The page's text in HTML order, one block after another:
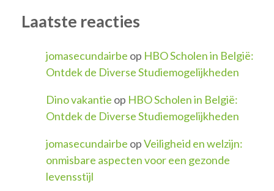
Laatste reacties
jomasecundairbe op HBO Scholen in België:
Ontdek de Diverse Studiemogelijkheden
Dino vakantie op HBO Scholen in België:
Ontdek de Diverse Studiemogelijkheden
jomasecundairbe opVeiligheid en welzijn:
onmisbare aspecten voor een gezonde
levensstijl